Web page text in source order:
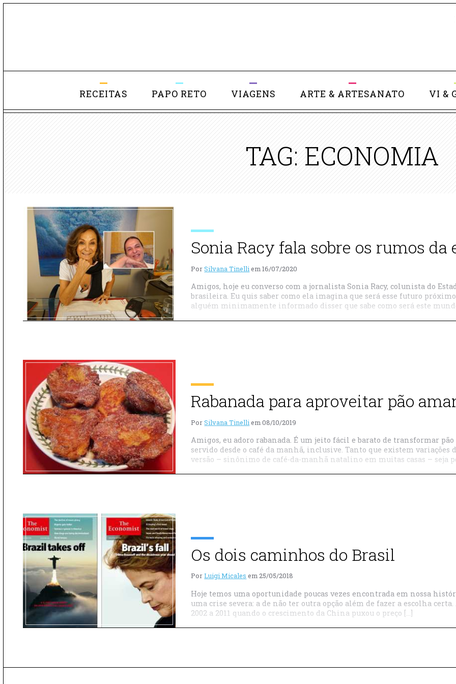
RECEITAS PAPO RETO VIAGENS ARTE & ARTESANATO VI &
TAG: ECONOMIA
Sonia Racy fala sobre os rumos
PorSilvana Tinelli em 16/07/2020
Amigos, hoje eu converso com a jornalista Sonia Racy, colunista do
brasileira. Eu quis saber como ela imagina que será esse futuro
alguém minimamente informado disser que sabe como será este
Rabanada para aproveitar pão
PorSilvana Tinelli em 08/10/2019
Amigos, eu adoro rabanada. É um jeito fácil e barato de transformar
servido desde o café da manhã, inclusive. Tanto que existem variações
versão – sinônimo de café-da-manhã natalino em muitas casas – seja
Os dois caminhos do Brasil
PorLuigi Micales em 25/05/2018
Hoje temos uma oportunidade poucas vezes encontrada em nossa
uma crise severa: a de não ter outra opção além de fazer a escolha
2002 a 2011 quando o crescimento da China puxou o preço […]